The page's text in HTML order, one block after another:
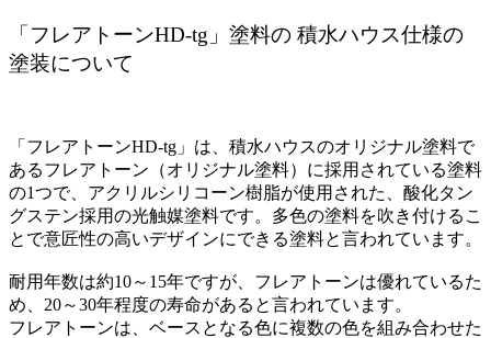
「フレアトーンHD-tg」塗料の 積水ハウス仕様の
塗装について
「フレアトーンHD-tg」は、積水ハウスのオリジナル塗料で
あるフレアトーン（オリジナル塗料）に採用されている塗料
の1つで、 アクリルシリコーン樹脂が使用 された、酸化タン
グステン採用の光触媒塗料です。多色の塗料を吹き付けるこ
とで意匠性の高いデザインにできる塗料と言われています。
耐用年数は約10～15年ですが、フレアトーンは優れているた
め、20～30年程度の寿命があると言われています。
フレアトーンは、ベースとなる色に複数の色を組み合わせた